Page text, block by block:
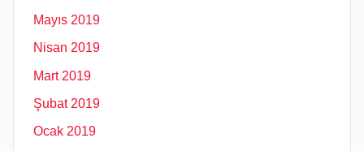
Mayıs 2019
Nisan 2019
Mart 2019
Şubat 2019
Ocak 2019